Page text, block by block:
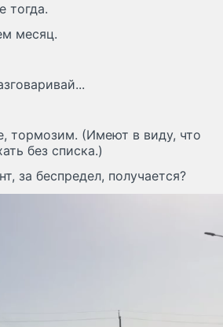
тогда.
месяц.
тормозим. (Имеют в виду, что
без списка.)
за беспредел, получается?